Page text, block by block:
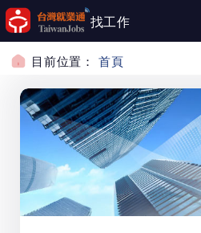
跳到主要內容
找工作
目前位置： 首頁